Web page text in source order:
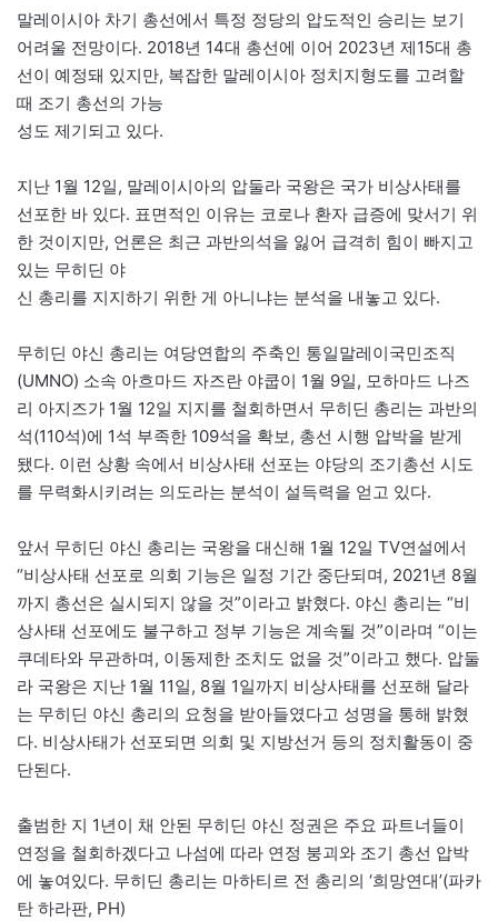
말레이시아 차기 총선에서 특정 정당의 압도적인 승리는 보기
어려울 전망이다. 2018년 14대 총선에 이어 2023년 제15대 총
선이 예정돼 있지만, 복잡한 말레이시아 정치지형도를 고려할
때 조기 총선의 가능
성도 제기되고 있다.
지난 1월 12일, 말레이시아의 압둘라 국왕은 국가 비상사태를
선포한 바 있다. 표면적인 이유는 코로나 환자 급증에 맞서기 위
한 것이지만, 언론은 최근 과반의석을 잃어 급격히 힘이 빠지고
있는 무히딘 야
신 총리를 지지하기 위한 게 아니냐는 분석을 내놓고 있다.
무히딘 야신 총리는 여당연합의 주축인 통일말레이국민조직
(UMNO) 소속 아흐마드 자즈란 야쿱이 1월 9일, 모하마드 나즈
리 아지즈가 1월 12일 지지를 철회하면서 무히딘 총리는 과반의
석(110석)에 1석 부족한 109석을 확보, 총선 시행 압박을 받게
됐다. 이런 상황 속에서 비상사태 선포는 야당의 조기총선 시도
를 무력화시키려는 의도라는 분석이 설득력을 얻고 있다.
앞서 무히딘 야신 총리는 국왕을 대신해 1월 12일 TV연설에서
“비상사태 선포로 의회 기능은 일정 기간 중단되며, 2021년 8월
까지 총선은 실시되지 않을 것”이라고 밝혔다. 야신 총리는 “비
상사태 선포에도 불구하고 정부 기능은 계속될 것”이라며 “이는
쿠데타와 무관하며, 이동제한 조치도 없을 것”이라고 했다. 압둘
라 국왕은 지난 1월 11일, 8월 1일까지 비상사태를 선포해 달라
는 무히딘 야신 총리의 요청을 받아들였다고 성명을 통해 밝혔
다. 비상사태가 선포되면 의회 및 지방선거 등의 정치활동이 중
단된다.
출범한 지 1년이 채 안된 무히딘 야신 정권은 주요 파트너들이
연정을 철회하겠다고 나섬에 따라 연정 붕괴와 조기 총선 압박
에 놓여있다. 무히딘 총리는 마하티르 전 총리의 ‘희망연대’(파카
탄 하라판, PH)